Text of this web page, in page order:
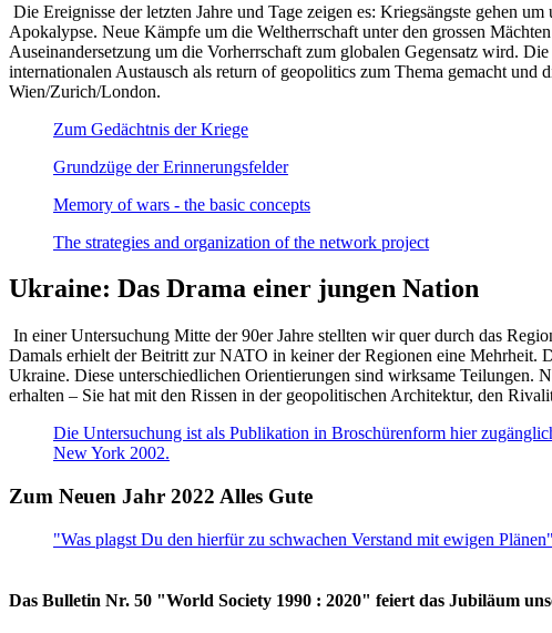
Die Ereignisse der letzten Jahre und Tage zeigen es: Kriegsängste gehen
Apokalypse. Neue Kämpfe um die Weltherrschaft unter den grossen
Auseinandersetzung um die Vorherrschaft zum globalen Gegensatz wird.
internationalen Austausch als return of geopolitics zum Thema gemacht
Wien/Zurich/London.
Zum Gedächtnis der Kriege
Grundzüge der Erinnerungsfelder
Memory of wars - the basic concepts
The strategies and organization of the network project
Ukraine: Das Drama einer jungen Nation
In einer Untersuchung Mitte der 90er Jahre stellten wir quer durch das
Damals erhielt der Beitritt zur NATO in keiner der Regionen eine Mehrheit.
Ukraine. Diese unterschiedlichen Orientierungen sind wirksame Teilungen.
erhalten – Sie hat mit den Rissen in der geopolitischen Architektur, den
Die Untersuchung ist als Publikation in Broschürenform hier
New York 2002.
Zum Neuen Jahr 2022 Alles Gute
"Was plagst Du den hierfür zu schwachen Verstand mit ewigen
Das Bulletin Nr. 50 "World Society 1990 : 2020" feiert das Jubiläum